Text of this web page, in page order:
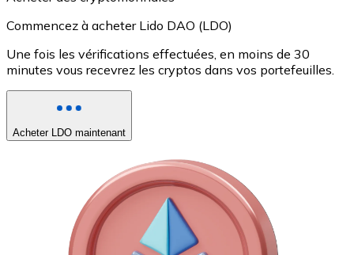
Commencez à acheter Lido DAO (LDO)
Une fois les vérifications effectuées, en moins de 30
minutes vous recevrez les cryptos dans vos portefeuilles.
Acheter LDO maintenant